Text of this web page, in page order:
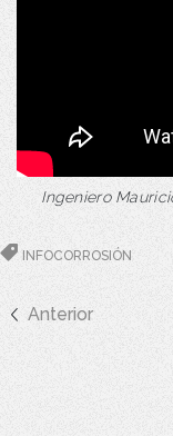
Ingeniero
INFOCORROSIÓN
Anterior